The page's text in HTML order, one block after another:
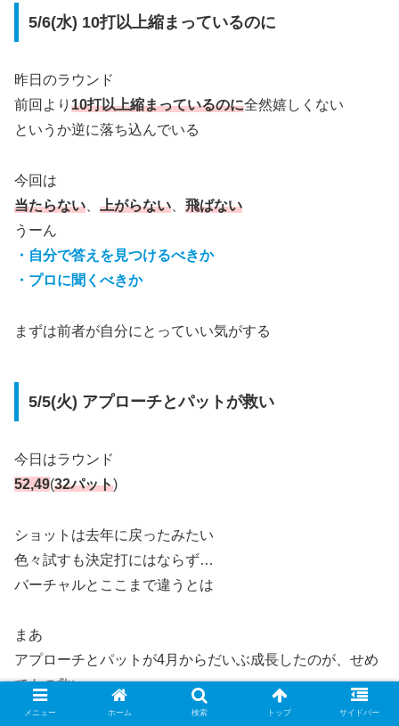
5/6(水) 10打以上縮まっているのに
昨日のラウンド
前回より 10打以上縮まっているのに全然嬉しくない
というか逆に落ち込んでいる
今回は
当たらない
上がらない
飛ばない
うーん
・自分で答えを見つけるべきか
・プロに聞くべきか
まずは前者が自分にとっていい気がする
5/5(火) アプローチとパットが救い
今日はラウンド
52,49(32パット)
ショットは去年に戻ったみたい
色々試すも決定打にはならず…
バーチャルとここまで違うとは
まあ
アプローチとパットが4月からだいぶ成長したのが、せめ
てもの救い
メニュー ホーム 検索 トップ サイドバー